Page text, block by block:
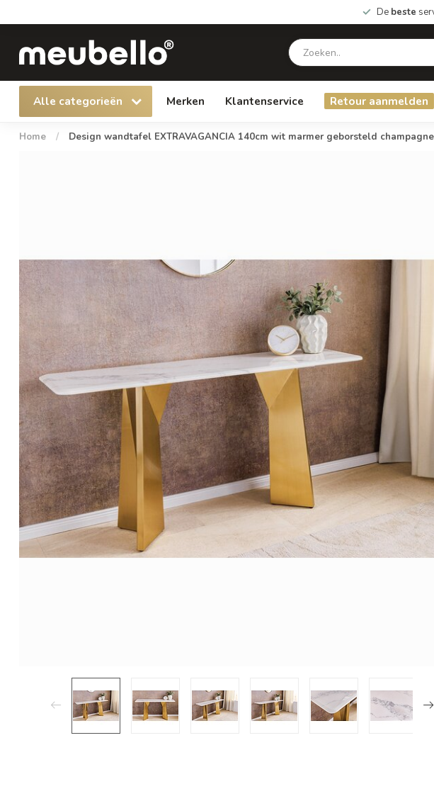
De beste
Alle categorieën Merken Klantenservice Retour aanmelden
Home / Design wandtafel EXTRAVAGANCIA 140cm wit marmer geborsteld